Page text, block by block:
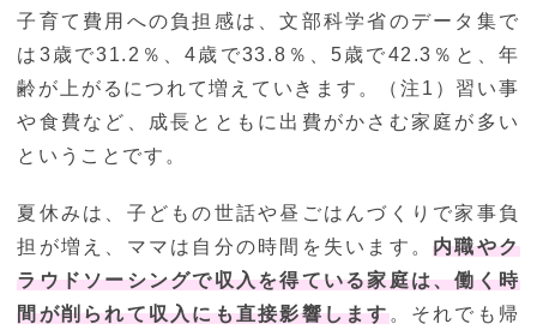
子育て費用への負担感は、文部科学省のデータ集で
は3歳で31.2％、4歳で33.8％、5歳で42.3％と、年
齢が上がるにつれて増えていきます。（注1）習い事
や食費など、成長とともに出費がかさむ家庭が多い
ということです。
夏休みは、子どもの世話や昼ごはんづくりで家事負
担が増え、ママは自分の時間を失います。内職やク
ラウドソーシングで収入を得ている家庭は、働く時
間が削られて収入にも直接影響します。それでも帰